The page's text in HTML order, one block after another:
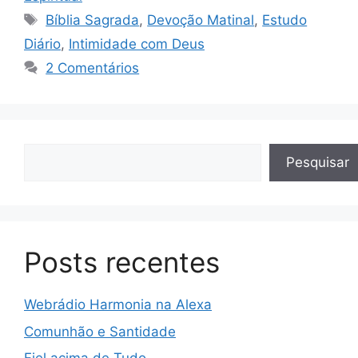
A
p
p
a
m
e
n
g
b
o
dI er
Tags
Bíblia Sagrada, Devoção Matinal, Estudo
Diário, Intimidade com Deus
2 Comentários
Pesquisar
Posts recentes
Webrádio Harmonia na Alexa
Comunhão e Santidade